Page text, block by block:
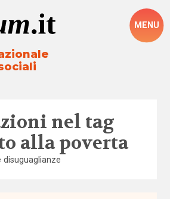
MENU
nel tag
alla poverta
disuguaglianze